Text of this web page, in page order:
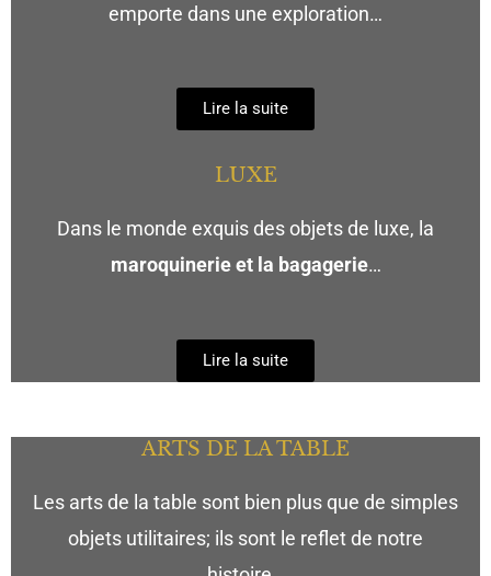
emporte dans une exploration…
Lire la suite
LUXE
Dans le monde exquis des objets de luxe, la
maroquinerie et la bagagerie…
Lire la suite
ARTS DE LA TABLE
Les arts de la table sont bien plus que de simples
objets utilitaires; ils sont le reflet de notre